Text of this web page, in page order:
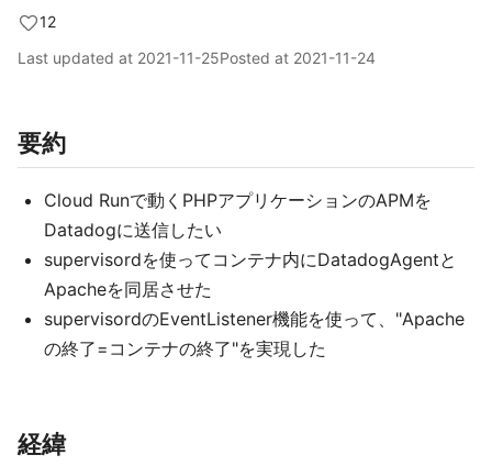
12
Last updated at 2021-11-25Posted at 2021-11-24
要約
Cloud Runで動くPHPアプリケーションのAPMを
Datadogに送信したい
supervisordを使ってコンテナ内にDatadogAgentと
Apacheを同居させた
supervisordのEventListener機能を使って、"Apache
の終了=コンテナの終了"を実現した
経緯